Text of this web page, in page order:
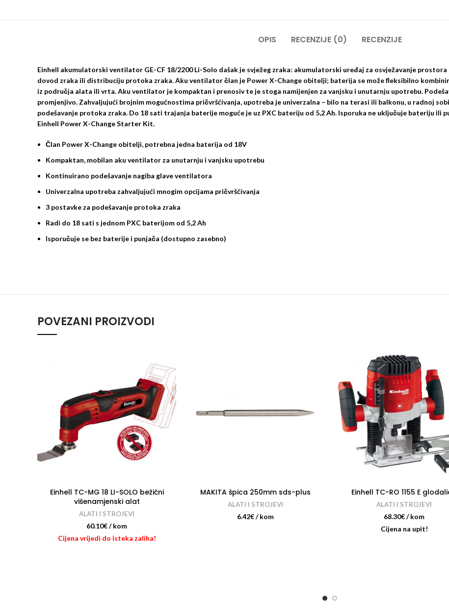
OPIS RECENZIJE (0) RECENZIJE
Einhell akumulatorski ventilator GE-CF 18/2200 Li-Solo dašak je svježeg zraka: akumulatorski uređaj za osvježavanje
dovod zraka ili distribuciju protoka zraka. Aku ventilator član je Power X-Change obitelji; baterija se može fleksibilno
iz područja alata ili vrta. Aku ventilator je kompaktan i prenosiv te je stoga namijenjen za vanjsku i unutarnju upotrebu.
promjenjivo. Zahvaljujući brojnim mogućnostima pričvršćivanja, upotreba je univerzalna – bilo na terasi ili balkonu, u radnoj
podešavanje protoka zraka. Do 18 sati trajanja baterije moguće je uz PXC bateriju od 5,2 Ah. Isporuka ne uključuje bateriju ili
Einhell Power X-Change Starter Kit.
Član Power X-Change obitelji, potrebna jedna baterija od 18V
Kompaktan, mobilan aku ventilator za unutarnju i vanjsku upotrebu
Kontinuirano podešavanje nagiba glave ventilatora
Univerzalna upotreba zahvaljujući mnogim opcijama pričvršćivanja
3 postavke za podešavanje protoka zraka
Radi do 18 sati s jednom PXC baterijom od 5,2 Ah
Isporučuje se bez baterije i punjača (dostupno zasebno)
POVEZANI PROIZVODI
Einhell TC-MG 18 LI-SOLO bežični
višenamjenski alat
ALATI I STROJEVI
60.10€/ kom
Cijena vrijedi do isteka zaliha!
MAKITA špica 250mm sds-plus
ALATI I STROJEVI
6.42€/ kom
Einhell TC-RO 1155 E
ALATI I STROJEVI
68.30€/ kom
Cijena na upit!